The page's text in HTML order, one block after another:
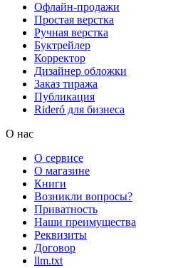
Офлайн-продажи
Простая верстка
Ручная верстка
Буктрейлер
Корректор
Дизайнер обложки
Заказ тиража
Публикация
Rideró для бизнеса
О нас
О сервисе
О магазине
Книги
Возникли вопросы?
Приватность
Наши преимущества
Реквизиты
Договор
llm.txt